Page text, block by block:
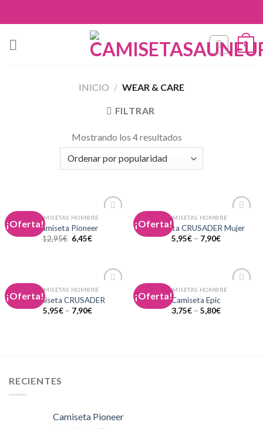
to
0
INICIO / WEAR & CARE
FILTRAR
Mostrando los 4 resultados
¡Oferta!
CAMISETAS HOMBRE
Camiseta Pioneer
12,95€ 6,45€
¡Oferta!
a la
CAMISETAS HOMBRE
Camiseta CRUSADER Mujer
5,95€– 7,90€
¡Oferta!
a la
CAMISETAS HOMBRE
Camiseta CRUSADER
5,95€– 7,90€
¡Oferta!
CAMISETAS HOMBRE
Camiseta Epic
3,75€– 5,80€
RECIENTES
Camiseta Pioneer